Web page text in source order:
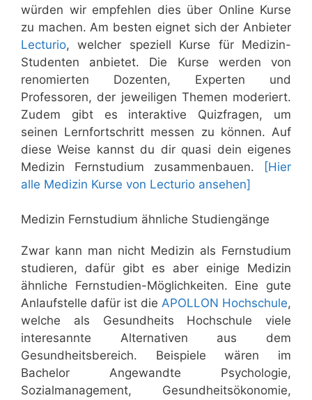
würden wir empfehlen dies über Online Kurse
zu machen. Am besten eignet sich der Anbieter
Lecturio, welcher speziell Kurse für Medizin-
Studenten anbietet. Die Kurse werden von
renomierten Dozenten, Experten und
Professoren, der jeweiligen Themen moderiert.
Zudem gibt es interaktive Quizfragen, um
seinen Lernfortschritt messen zu können. Auf
diese Weise kannst du dir quasi dein eigenes
Medizin Fernstudium zusammenbauen.
[Hier
alle Medizin Kurse von Lecturio ansehen]
Medizin Fernstudium ähnliche Studiengänge
Zwar kann man nicht Medizin als Fernstudium
studieren, dafür gibt es aber einige Medizin
ähnliche Fernstudien-Möglichkeiten. Eine gute
Anlaufstelle dafür ist die APOLLON Hochschule,
welche als Gesundheits Hochschule viele
interesannte Alternativen aus dem
Gesundheitsbereich. Beispiele wären im
Bachelor Angewandte Psychologie,
Sozialmanagement, Gesundheitsökonomie,